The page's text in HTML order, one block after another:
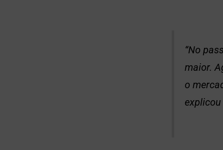
“No
maior.
o
explicou